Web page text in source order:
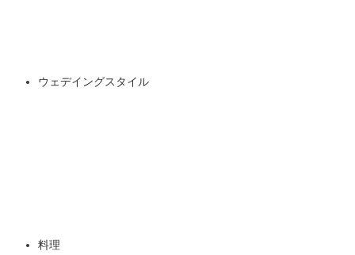
ウェデイングスタイル
料理